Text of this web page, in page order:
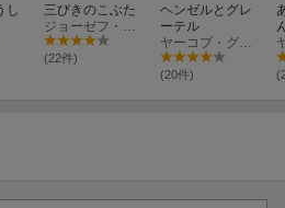
し
三びきのこぶた
(22件)
ヘンゼルとグレ
ーテル
(20件)